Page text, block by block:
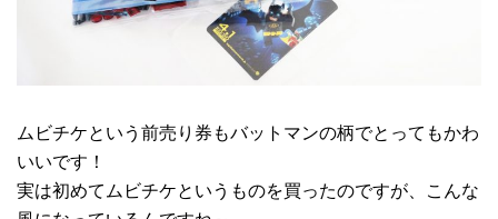
ムビチケという前売り券もバットマンの柄でとってもかわ
いいです！
実は初めてムビチケというものを買ったのですが、こんな